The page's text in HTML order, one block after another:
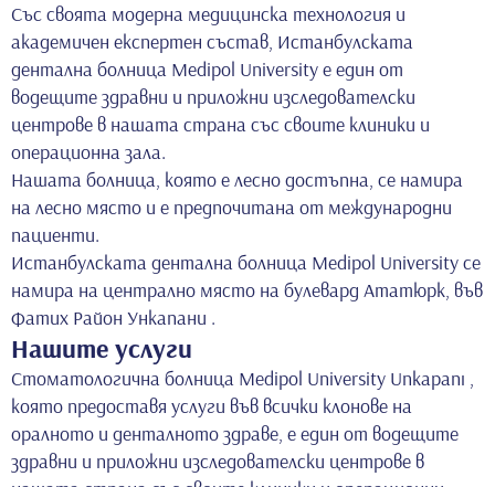
Със своята модерна медицинска технология и
академичен експертен състав, Истанбулската
дентална болница Medipol University е един от
водещите здравни и приложни изследователски
центрове в нашата страна със своите клиники и
операционна зала.
Нашата болница, която е лесно достъпна, се намира
на лесно място и е предпочитана от международни
пациенти.
Истанбулската дентална болница Medipol University се
намира на централно място на булевард Ататюрк, във
Фатих Район Ункапани .
Нашите услуги
Стоматологична болница Medipol University Unkapanı ,
която предоставя услуги във всички клонове на
оралното и денталното здраве, е един от водещите
здравни и приложни изследователски центрове в